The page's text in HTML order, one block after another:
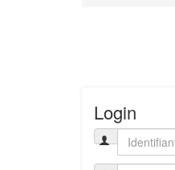
Login